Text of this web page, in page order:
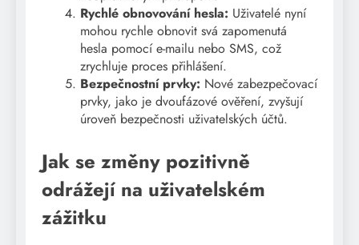
Rychlé obnovování hesla: Uživatelé nyní
mohou rychle obnovit svá zapomenutá
hesla pomocí e-mailu nebo SMS, což
zrychluje proces přihlášení.
Bezpečnostní prvky: Nové zabezpečovací
prvky, jako je dvoufázové ověření, zvyšují
úroveň bezpečnosti uživatelských účtů.
Jak se změny pozitivně
odrážejí na uživatelském
zážitku